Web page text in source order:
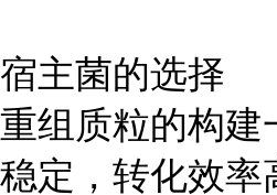
宿主菌的选择
重组质粒的构建
稳定，转化效率